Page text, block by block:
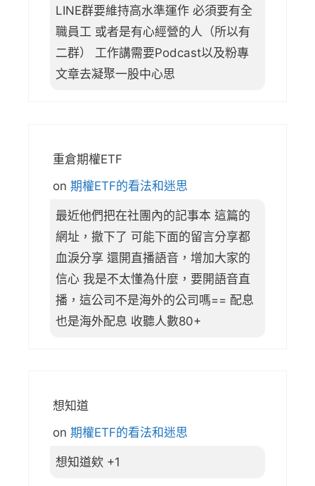
LINE群要維持高水準運作 必須要有全
職員工 或者是有心經營的人（所以有
二群） 工作講需要Podcast以及粉專
文章去凝聚一股中心思
重倉期權ETF
on 期權ETF的看法和迷思
最近他們把在社團內的記事本 這篇的
網址，撤下了 可能下面的留言分享都
血淚分享 還開直播語音，增加大家的
信心 我是不太懂為什麼，要開語音直
播，這公司不是海外的公司嗎== 配息
也是海外配息 收聽人數80+
想知道
on 期權ETF的看法和迷思
想知道欸 +1